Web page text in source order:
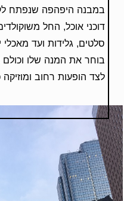
דוכני אוכל, החל
סלטים, גלידות ועד מאכלי
בוחר את המנה שלו
לצד הופעות רחוב ומוזיקה